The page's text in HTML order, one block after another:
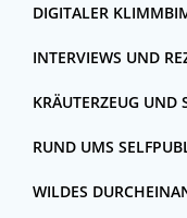
DIGITALER
INTERVIEWS UND
KRÄUTERZEUG UND
RUND UMS
WILDES